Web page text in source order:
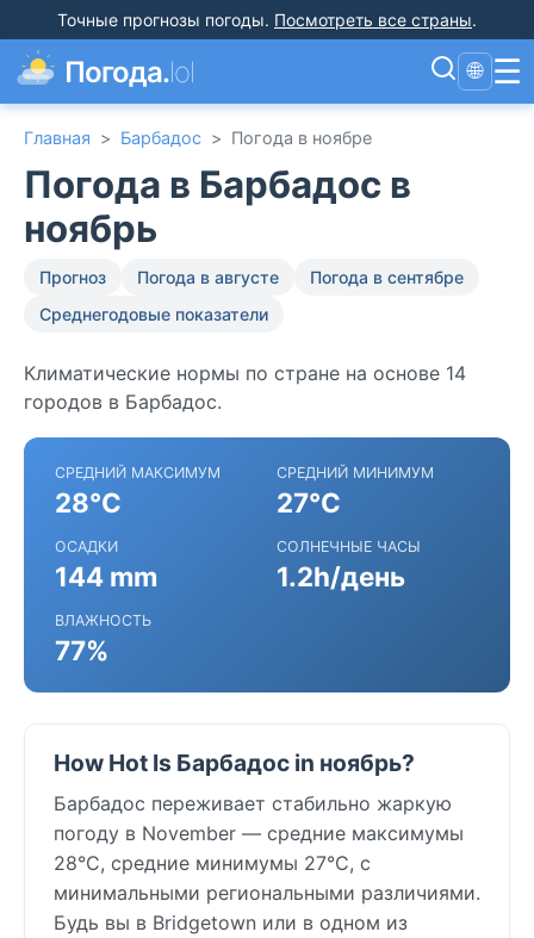
Точные прогнозы погоды. Посмотреть все страны.
Погода.lol 🌐 ☰
Главная > Барбадос > Погода в ноябре
Погода в Барбадос в
ноябрь
Прогноз Погода в августе
Погода в сентябре
Среднегодовые показатели
Климатические нормы по стране на основе 14
городов в Барбадос.
СРЕДНИЙ МАКСИМУМ
28°C
СРЕДНИЙ МИНИМУМ
27°C
ОСАДКИ
144 mm
СОЛНЕЧНЫЕ ЧАСЫ
1.2h/день
ВЛАЖНОСТЬ
77%
How Hot Is Барбадос in ноябрь?
Барбадос переживает стабильно жаркую
погоду в November — средние максимумы
28°C, средние минимумы 27°C, с
минимальными региональными различиями.
Будь вы в Bridgetown или в одном из